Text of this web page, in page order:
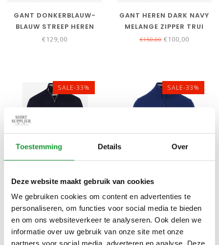
Toestemming Details Over
Deze website maakt gebruik van cookies
We gebruiken cookies om content en advertenties te
personaliseren, om functies voor social media te bieden
en om ons websiteverkeer te analyseren. Ook delen we
informatie over uw gebruik van onze site met onze
partners voor social media, adverteren en analyse. Deze
GANT DONKERBLAUW-
BLAUW STREEP HEREN
RUGBY SHIRT SWEATER
€129,00
GANT HEREN DARK NAVY
MELANGE ZIPPER TRUI
RITSJE SUPERFINE
€150,00€100,00
SALE-33%
GANT HEREN
DONKERBLAUW ZIPPER
TRUI RITSJE SUPERFINE
LAMSWOL
€150,00€100,00
SALE-33%
GANT HEREN
KOBALTBLAUW ZIPPER
TRUI RITSJE SUPERFINE
LAMSWOL
€150,00€100,00